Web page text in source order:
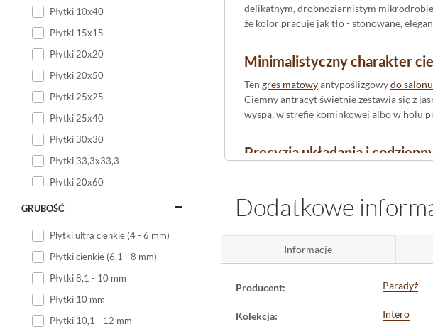
Płytki 10x40
Płytki 15x15
Płytki 20x20
Płytki 20x50
Płytki 25x25
Płytki 25x40
Płytki 30x30
Płytki 33,3x33,3
Płytki 20x60
Płytki 20x120
GRUBOŚĆ
Plytki ultra cienkie (4 - 6 mm)
Płytki cienkie (6,1 - 8 mm)
Płytki 8,1 - 10 mm
Płytki 10 mm
Płytki 10,1 - 12 mm
delikatnym, drobnoziarnistym
że kolor pracuje jak tło - stonowane,
Minimalistyczny charakter
Ten gres matowyantypoślizgowydo salonu
Ciemny antracyt świetnie zestawia się z
wyspą, w strefie kominkowej albo w holu
Precyzja układania i
tam, gdziena podłogę trafia woda: w
Gres Intero Nero na taras,
Mrozoodporność otwiera zastosowanie
i wizualnie
dziennej, gdzie ma tworzyć spokojne,
każdym stylem od nowoczesnego po
Dodatkowe
Informacje
Producent: Paradyż
Kolekcja: Intero